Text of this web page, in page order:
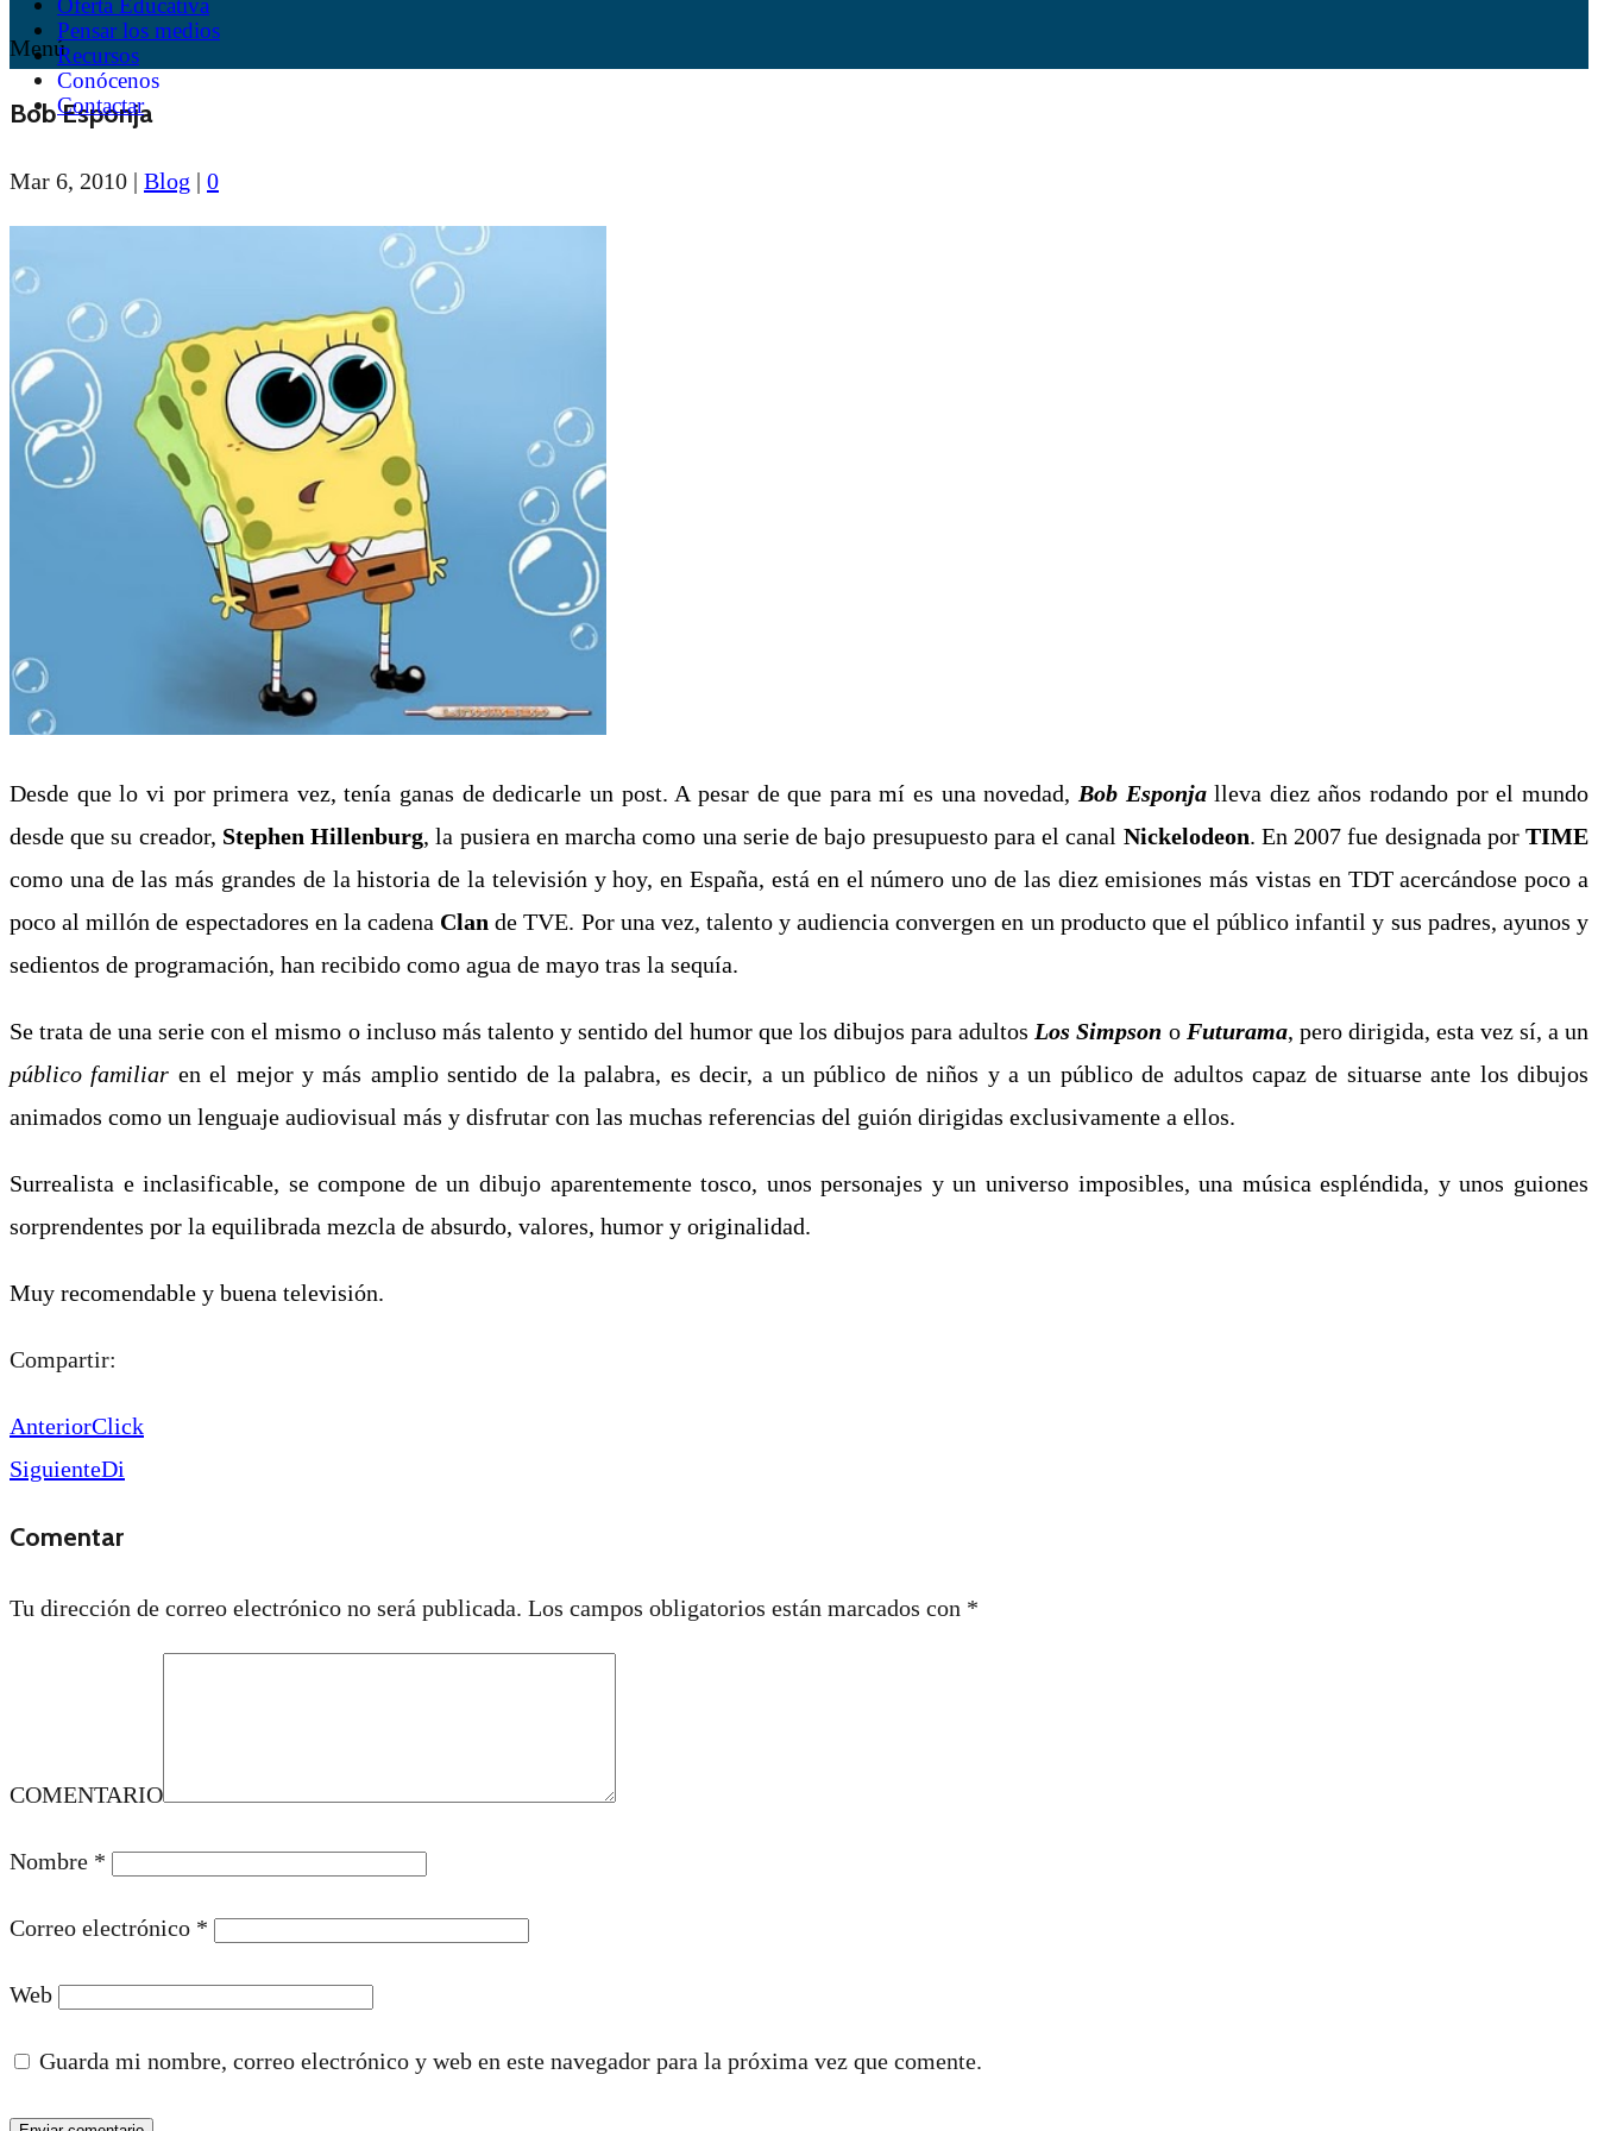
Pensar los medios
Recursos
Conócenos
Contactar
Menú
Bob Esponja
Mar 6, 2010 | Blog | 0
Desde que lo vi por primera vez, tenía ganas de dedicarle un post. A pesar de que para mí es una novedad, Bob Esponjalleva diez años rodando por el mundo
desde que su creador, Stephen Hillenburg, la pusiera en marcha como una serie de bajo presupuesto para el canal Nickelodeon. En 2007 fue designada porTIME
como una de las más grandes de la historia de la televisión y hoy, en España, está en el número uno de las diez emisiones más vistas en TDT acercándose poco a
poco al millón de espectadores en la cadena Clan de TVE. Por una vez, talento y audiencia convergen en un producto que el público infantil y sus padres, ayunos y
sedientos de programación, han recibido como agua de mayo tras la sequía.
Se trata de una serie con el mismo o incluso más talento y sentido del humor que los dibujos para adultos Los Simpson o Futurama, pero dirigida, esta vez sí, a un
público familiar en el mejor y más amplio sentido de la palabra, es decir, a un público de niños y a un público de adultos capaz de situarse ante los dibujos
animados como un lenguaje audiovisual más y disfrutar con las muchas referencias del guión dirigidas exclusivamente a ellos.
Surrealista e inclasificable, se compone de un dibujo aparentemente tosco, unos personajes y un universo imposibles, una música espléndida, y unos guiones
sorprendentes por la equilibrada mezcla de absurdo, valores, humor y originalidad.
Muy recomendable y buena televisión.
Compartir:
AnteriorClick
SiguienteDi
Comentar
Tu dirección de correo electrónico no será publicada. Los campos obligatorios están marcados con *
COMENTARIO
Nombre *
Correo electrónico *
Web
Guarda mi nombre, correo electrónico y web en este navegador para la próxima vez que comente.